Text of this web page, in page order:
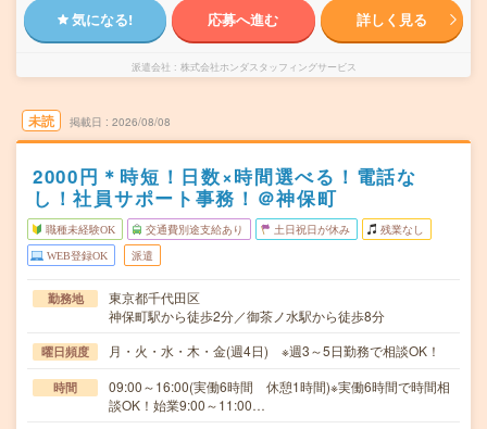
気になる! 応募へ進む 詳しく見る
派遣会社 株式会社ホンダスタッフィングサービス
未読 掲載日 2026/08/08
2000円＊時短！日数×時間選べる！電話な
し！社員サポート事務！＠神保町
職種未経験OK 交通費別途支給あり 土日祝日が休み 残業なし
WEB登録OK 派遣
勤務地
東京都千代田区
神保町駅から徒歩2分／御茶ノ水駅から徒歩8分
曜日頻度 月・火・水・木・金(週4日) ※週3～5日勤務で相談OK！
時間
09:00～16:00(実働6時間 休憩1時間)※実働6時間で時間相
談OK！始業9:00～11:00…